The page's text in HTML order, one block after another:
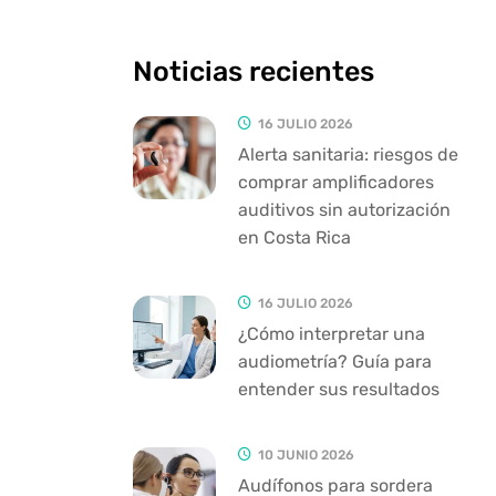
Noticias recientes
16 JULIO 2026
Alerta sanitaria: riesgos de
comprar amplificadores
auditivos sin autorización
en Costa Rica
16 JULIO 2026
¿Cómo interpretar una
audiometría? Guía para
entender sus resultados
10 JUNIO 2026
Audífonos para sordera